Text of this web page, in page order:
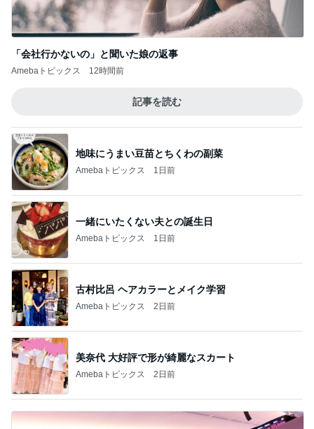
「会社行かないの」と聞いた娘の返事
Amebaトピックス 12時間前
記事を読む
地味にうまい豆苗とちくわの副菜
Amebaトピックス 1日前
一緒にいたくない夫との誕生日
Amebaトピックス 1日前
古村比呂 ヘアカラーとメイク学習
Amebaトピックス 2日前
美奈代 大好評で形が綺麗なスカート
Amebaトピックス 2日前